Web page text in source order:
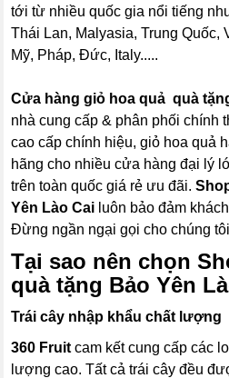
tới từ nhiều quốc gia nổi tiếng
Thái Lan, Malyasia, Trung Quốc,
Mỹ, Pháp, Đức, Italy.....
Cửa hàng giỏ hoa quả quà
nhà cung cấp & phân phối chính
cao cấp chính hiệu, giỏ hoa quả
hãng cho nhiều cửa hàng đại lý
trên toàn quốc giá rẻ ưu đãi.
Yên Lào Cai luôn bảo đảm
Đừng ngần ngại gọi cho chúng tôi
Tại sao nên chọn
quà tặng Bảo Yên
Trái cây nhập khẩu chất lượng
360 Fruit cam kết cung cấp các
lượng cao. Tất cả trái cây đều